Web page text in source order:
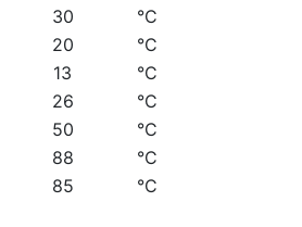
30
°C
20
°C
13
°C
26
°C
50
°C
88
°C
85 °C